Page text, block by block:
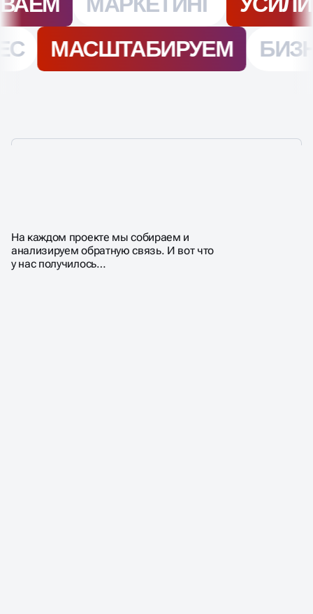
ВЫБИРАЮТ НАС?
На каждом проекте мы собираем и
анализируем обратную связь. И вот что
у нас получилось…